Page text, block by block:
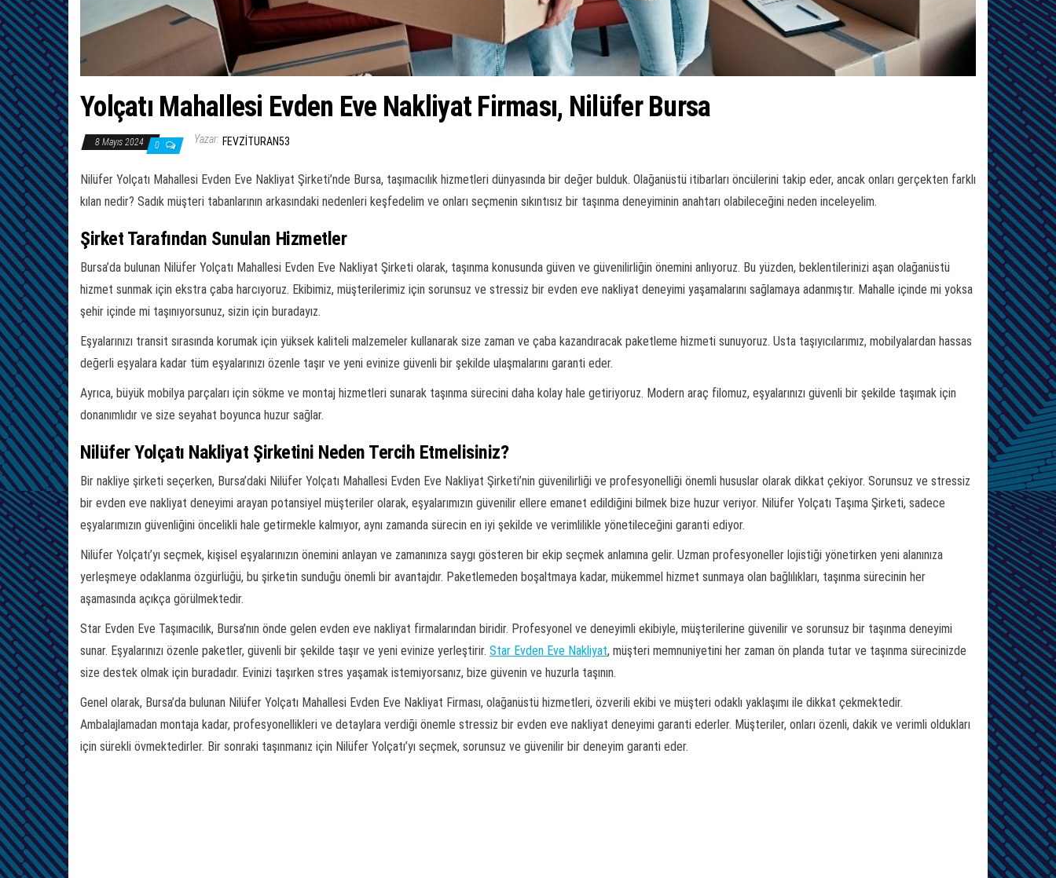
Yolçatı Mahallesi Evden Eve Nakliyat Firması, Nilüfer Bursa
8 Mayıs 2024 0 Yazar: FEVZITURAN53
Nilüfer Yolçatı Mahallesi Evden Eve Nakliyat Şirketi’nde Bursa, taşımacılık hizmetleri dünyasında bir değer bulduk. Olağanüstü itibarları öncülerini takip eder, ancak onları gerçekten farklı
kılan nedir? Sadık müşteri tabanlarının arkasındaki nedenleri keşfedelim ve onları seçmenin sıkıntısız bir taşınma deneyiminin anahtarı olabileceğini neden inceleyelim.
Şirket Tarafından Sunulan Hizmetler
Bursa’da bulunan Nilüfer Yolçatı Mahallesi Evden Eve Nakliyat Şirketi olarak, taşınma konusunda güven ve güvenilirliğin önemini anlıyoruz. Bu yüzden, beklentilerinizi aşan olağanüstü
hizmet sunmak için ekstra çaba harcıyoruz. Ekibimiz, müşterilerimiz için sorunsuz ve stressiz bir evden eve nakliyat deneyimi yaşamalarını sağlamaya adanmıştır. Mahalle içinde mi yoksa
şehir içinde mi taşınıyorsunuz, sizin için buradayız.
Eşyalarınızı transit sırasında korumak için yüksek kaliteli malzemeler kullanarak size zaman ve çaba kazandıracak paketleme hizmeti sunuyoruz. Usta taşıyıcılarımız, mobilyalardan hassas
değerli eşyalara kadar tüm eşyalarınızı özenle taşır ve yeni evinize güvenli bir şekilde ulaşmalarını garanti eder.
Ayrıca, büyük mobilya parçaları için sökme ve montaj hizmetleri sunarak taşınma sürecini daha kolay hale getiriyoruz. Modern araç filomuz, eşyalarınızı güvenli bir şekilde taşımak için
donanımlıdır ve size seyahat boyunca huzur sağlar.
Nilüfer Yolçatı Nakliyat Şirketini Neden Tercih Etmelisiniz?
Bir nakliye şirketi seçerken, Bursa’daki Nilüfer Yolçatı Mahallesi Evden Eve Nakliyat Şirketi’nin güvenilirliği ve profesyonelliği önemli hususlar olarak dikkat çekiyor. Sorunsuz ve stressiz
bir evden eve nakliyat deneyimi arayan potansiyel müşteriler olarak, eşyalarımızın güvenilir ellere emanet edildiğini bilmek bize huzur veriyor. Nilüfer Yolçatı Taşıma Şirketi, sadece
eşyalarımızın güvenliğini öncelikli hale getirmekle kalmıyor, aynı zamanda sürecin en iyi şekilde ve verimlilikle yönetileceğini garanti ediyor.
Nilüfer Yolçatı’yı seçmek, kişisel eşyalarınızın önemini anlayan ve zamanınıza saygı gösteren bir ekip seçmek anlamına gelir. Uzman profesyoneller lojistiği yönetirken yeni alanınıza
yerleşmeye odaklanma özgürlüğü, bu şirketin sunduğu önemli bir avantajdır. Paketlemeden boşaltmaya kadar, mükemmel hizmet sunmaya olan bağlılıkları, taşınma sürecinin her
aşamasında açıkça görülmektedir.
Star Evden Eve Taşımacılık, Bursa’nın önde gelen evden eve nakliyat firmalarından biridir. Profesyonel ve deneyimli ekibiyle, müşterilerine güvenilir ve sorunsuz bir taşınma deneyimi
sunar. Eşyalarınızı özenle paketler, güvenli bir şekilde taşır ve yeni evinize yerleştirir. Star Evden Eve Nakliyat, müşteri memnuniyetini her zaman ön planda tutar ve taşınma sürecinizde
size destek olmak için buradadır. Evinizi taşırken stres yaşamak istemiyorsanız, bize güvenin ve huzurla taşının.
Genel olarak, Bursa’da bulunan Nilüfer Yolçatı Mahallesi Evden Eve Nakliyat Firması, olağanüstü hizmetleri, özverili ekibi ve müşteri odaklı yaklaşımı ile dikkat çekmektedir.
Ambalajlamadan montaja kadar, profesyonellikleri ve detaylara verdiği önemle stressiz bir evden eve nakliyat deneyimi garanti ederler. Müşteriler, onları özenli, dakik ve verimli oldukları
için sürekli övmektedirler. Bir sonraki taşınmanız için Nilüfer Yolçatı’yı seçmek, sorunsuz ve güvenilir bir deneyim garanti eder.